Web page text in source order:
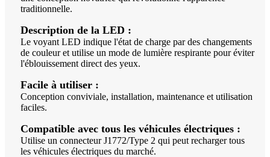
traditionnelle.
Description de la LED :
Le voyant LED indique l'état de charge par des changements
de couleur et utilise un mode de lumière respirante pour éviter
l'éblouissement direct des yeux.
Facile à utiliser :
Conception conviviale, installation, maintenance et utilisation
faciles.
Compatible avec tous les véhicules électriques :
Utilise un connecteur J1772/Type 2 qui peut recharger tous
les véhicules électriques du marché.